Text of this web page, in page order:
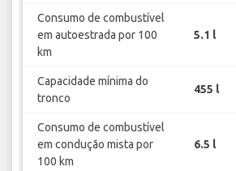
Consumo de combustível
em autoestrada por 100
km
5.1 l
Capacidade mínima do
tronco
455 l
Consumo de combustível
em condução mista por
100 km
6.5 l